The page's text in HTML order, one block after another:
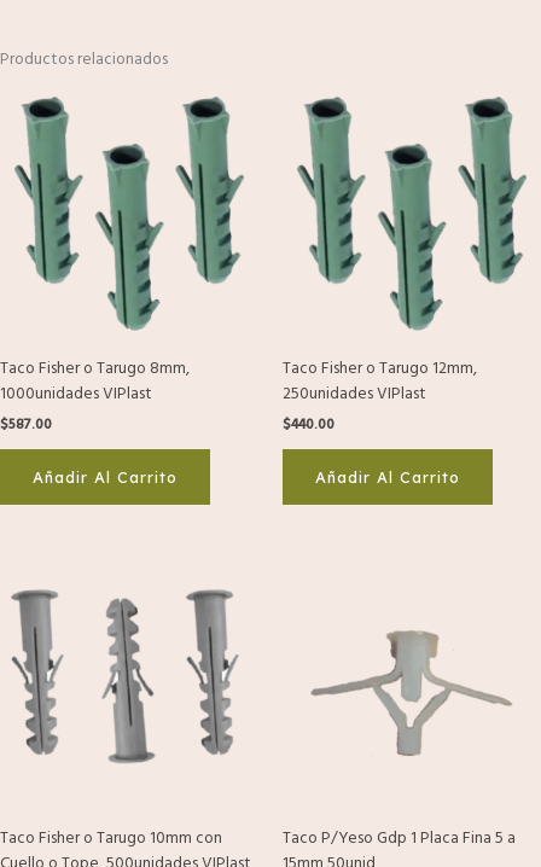
Productos relacionados
Taco Fisher o Tarugo 8mm,
1000unidades VIPlast
$587.00
Añadir Al Carrito
Taco Fisher o Tarugo 12mm,
250unidades VIPlast
$440.00
Añadir Al Carrito
Taco Fisher o Tarugo 10mm con
Taco P/Yeso Gdp 1 Placa Fina 5 a